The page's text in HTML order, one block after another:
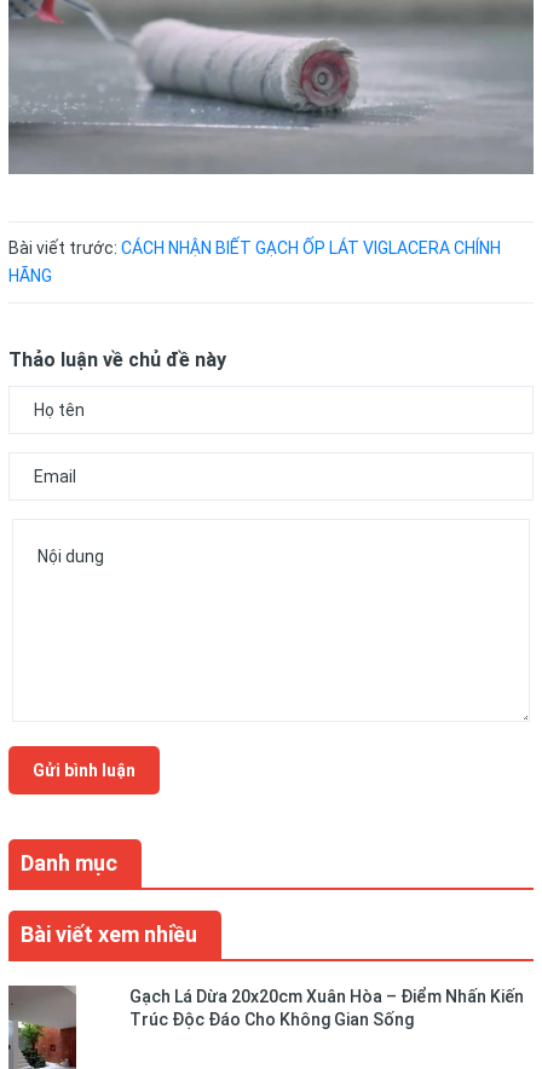
Danh mục
Bài viết xem nhiều
Gạch Lá Dừa 20x20cm Xuân Hòa – Điểm Nhấn Kiến
Trúc Độc Đáo Cho Không Gian Sống
Bài viết trước: CÁCH NHẬN BIẾT GẠCH ỐP LÁT VIGLACERA CHÍNH
HÃNG
Thảo luận về chủ đề này
Gửi bình luận